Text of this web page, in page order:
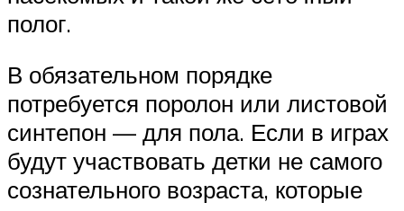
полог.
В обязательном порядке
потребуется поролон или листовой
синтепон — для пола. Если в играх
будут участвовать детки не самого
сознательного возраста, которые